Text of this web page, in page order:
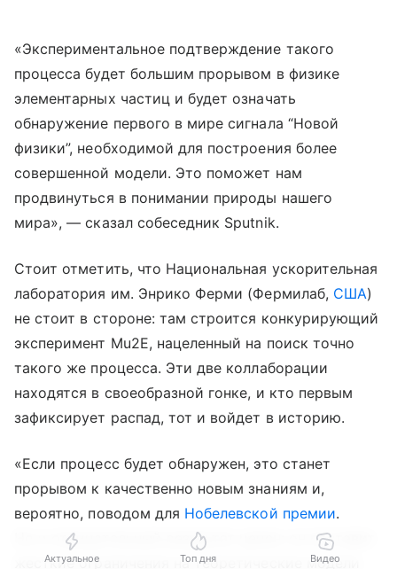
«Экспериментальное подтверждение такого
процесса будет большим прорывом в физике
элементарных частиц и будет означать
обнаружение первого в мире сигнала “Новой
физики”, необходимой для построения более
совершенной модели. Это поможет нам
продвинуться в понимании природы нашего
мира», — сказал собеседник Sputnik.
Стоит отметить, что Национальная ускорительная
лаборатория им. Энрико Ферми (Фермилаб, США)
не стоит в стороне: там строится конкурирующий
эксперимент Mu2E, нацеленный на поиск точно
такого же процесса. Эти две коллаборации
находятся в своеобразной гонке, и кто первым
зафиксирует распад, тот и войдет в историю.
«Если процесс будет обнаружен, это станет
прорывом к качественно новым знаниям и,
вероятно, поводом для Нобелевской премии.
Но и отрицательный результат ценен: он поставит
жесткие ограничения на теоретические модели
Актуальное Топ дня Видео